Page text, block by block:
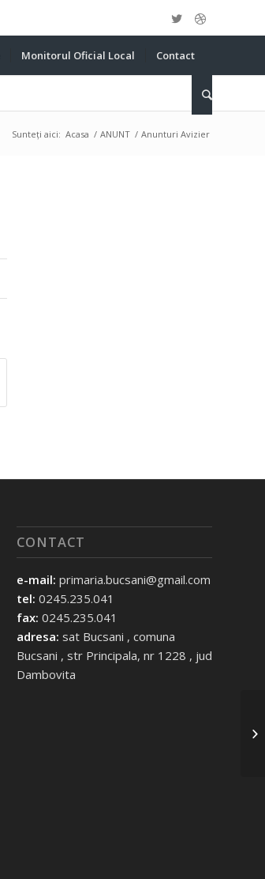
Monitorul Oficial Local Contact
Sunteți aici: Acasa / ANUNT / Anunturi Avizier
CONTACT
e-mail: primaria.bucsani@gmail.com
tel: 0245.235.041
fax: 0245.235.041
adresa: sat Bucsani , comuna
Bucsani , str Principala, nr 1228 , jud
Dambovita